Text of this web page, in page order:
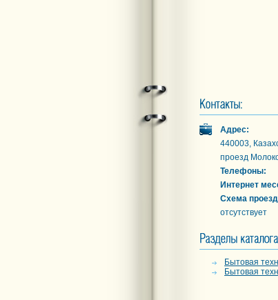
Адрес:
440003,
проезд
Телефоны:
Интернет
Схема
отсутствует
Бытовая
Бытовая